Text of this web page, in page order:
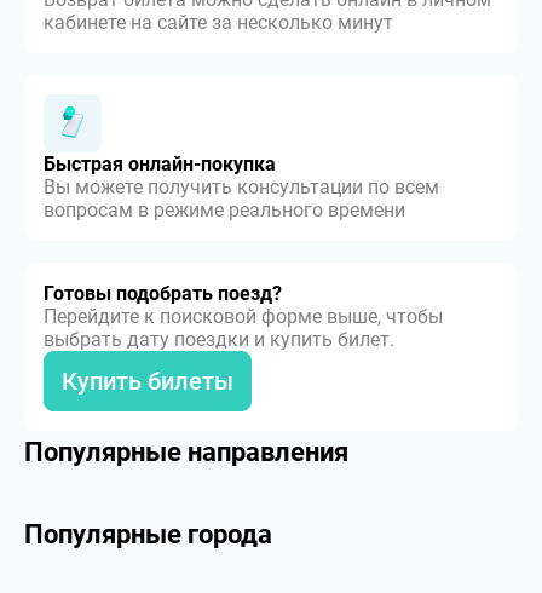
кабинете на сайте за несколько минут
Быстрая онлайн-покупка
Вы можете получить консультации по всем
вопросам в режиме реального времени
Готовы подобрать поезд?
Перейдите к поисковой форме выше, чтобы
выбрать дату поездки и купить билет.
Купить билеты
Популярные направления
Популярные города